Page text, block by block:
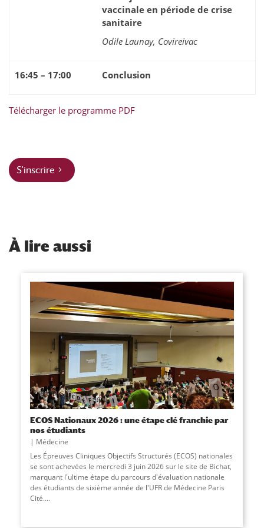
vaccinale en période de crise
sanitaire
Odile Launay, Covireivac
16:45 – 17:00 Conclusion
Télécharger le programme PDF
S'inscrire
À lire aussi
ECOS Nationaux 2026 : une étape clé franchie par
nos étudiants
Médecine
Les Épreuves Cliniques Objectifs Structurés (ECOS) nationales
se sont achevées le mercredi 3 juin 2026 sur le site de Bichat,
marquant l'ultime étape du parcours d'évaluation nationale
des étudiants de sixième année de l'UFR de Médecine Paris
Cité....